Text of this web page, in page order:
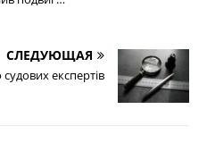
СЛЕДУЮЩАЯ
експертів